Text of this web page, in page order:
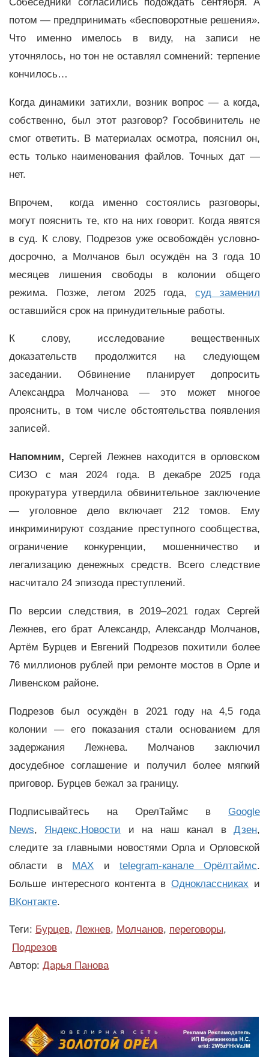
потом — предпринимать «бесповоротные решения».
Что именно имелось в виду, на записи не
уточнялось, но тон не оставлял сомнений: терпение
кончилось…
Когда динамики затихли, возник вопрос — а когда,
собственно, был этот разговор? Гособвинитель не
смог ответить. В материалах осмотра, пояснил он,
есть только наименования файлов. Точных дат —
нет.
Впрочем, когда именно состоялись разговоры,
могут пояснить те, кто на них говорит. Когда явятся
в суд. К слову, Подрезов уже освобождён условно-
досрочно, а Молчанов был осуждён на 3 года 10
месяцев лишения свободы в колонии общего
режима. Позже, летом 2025 года,суд заменил
оставшийся срок на принудительные работы.
К слову, исследование вещественных
доказательств продолжится на следующем
заседании. Обвинение планирует допросить
Александра Молчанова — это может многое
прояснить, в том числе обстоятельства появления
записей.
Напомним, Сергей Лежнев находится в орловском
СИЗО с мая 2024 года. В декабре 2025 года
прокуратура утвердила обвинительное заключение
— уголовное дело включает 212 томов. Ему
инкриминируют создание преступного сообщества,
ограничение конкуренции, мошенничество и
легализацию денежных средств. Всего следствие
насчитало 24 эпизода преступлений.
По версии следствия, в 2019–2021 годах Сергей
Лежнев, его брат Александр, Александр Молчанов,
Артём Бурцев и Евгений Подрезов похитили более
76 миллионов рублей при ремонте мостов в Орле и
Ливенском районе.
Подрезов был осуждён в 2021 году на 4,5 года
колонии — его показания стали основанием для
задержания Лежнева. Молчанов заключил
досудебное соглашение и получил более мягкий
приговор. Бурцев бежал за границу.
Подписывайтесь на ОрелТаймс в Google
News, Яндекс.Новости и на наш канал вДзен,
следите за главными новостями Орла и Орловской
области в MAX и telegram-канале Орёлтаймс.
Больше интересного контента вОдноклассниках и
ВКонтакте.
Теги: Бурцев, Лежнев, Молчанов, переговоры,
Подрезов
Автор: Дарья Панова